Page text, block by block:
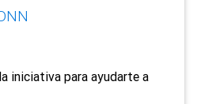
iniciativa para ayudarte a